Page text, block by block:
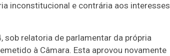
inconstitucional e contrária aos interesses
relatoria de parlamentar da própria
à Câmara. Esta aprovou novamente